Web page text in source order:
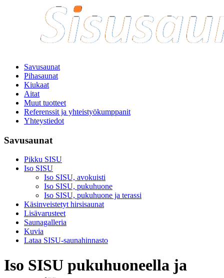
Savusaunat
Pihasaunat
Kiukaat
Aitat
Muut tuotteet
Referenssit ja yhteistyökumppanit
Yhteystiedot
Savusaunat
Pikku SISU
Iso SISU
Iso SISU, avokuisti
Iso SISU, pukuhuone
Iso SISU, pukuhuone ja terassi
Käsinveistetyt hirsisaunat
Lisävarusteet
Saunagalleria
Kuvia
Lataa SISU-saunahinnasto
Iso SISU pukuhuoneella ja